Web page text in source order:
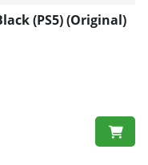
(PS5) (Original)